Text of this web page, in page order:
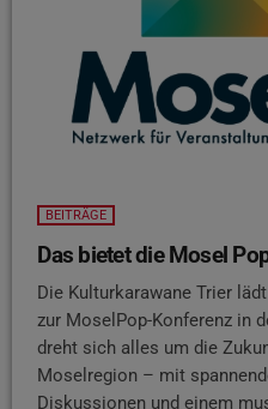
BEITRÄGE
Das bietet die Mosel
Die Kulturkarawane Trier
zur MoselPop-Konferenz in
dreht sich alles um die
Moselregion – mit
Diskussionen und einem